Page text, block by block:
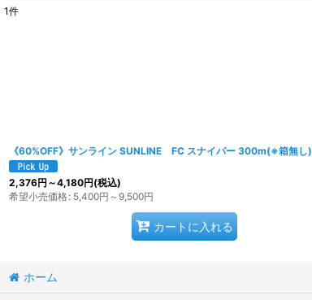
1件
《60%OFF》サンライン SUNLINE FC スナイパー 300m(※箱無し)
2,376円 ～4,180円(税込)
希望小売価格: 5,400円 ～9,500円
カートに入れる
ホーム